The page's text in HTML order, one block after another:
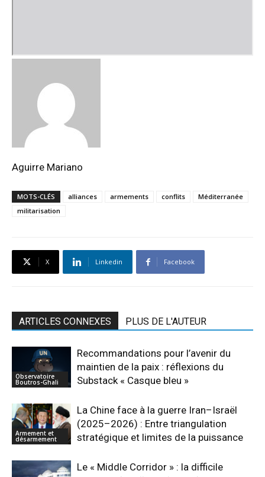
Aguirre Mariano
MOTS-CLÉS alliances armements conflits
Méditerranée
militarisation
X Linkedin Facebook
ARTICLES CONNEXES PLUS DE L'AUTEUR
Observatoire
Boutros-Ghali
Recommandations pour l’avenir du
maintien de la paix : réflexions du
Substack « Casque bleu »
Armement et
désarmement
La Chine face à la guerre Iran–Israël
(2025–2026) : Entre triangulation
stratégique et limites de la puissance
Le « Middle Corridor » : la difficile